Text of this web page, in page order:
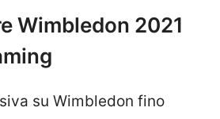
Wimbledon 2021
su Wimbledon fino